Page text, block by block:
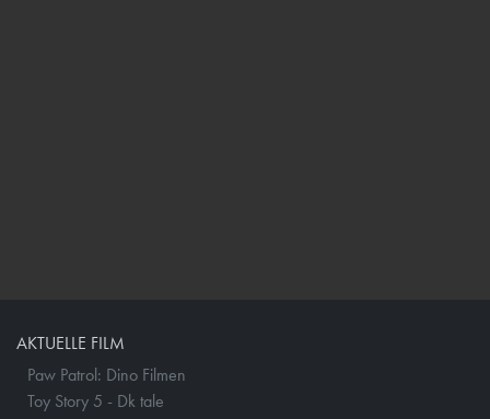
AKTUELLE FILM
Paw Patrol: Dino Filmen
Toy Story 5 - Dk tale